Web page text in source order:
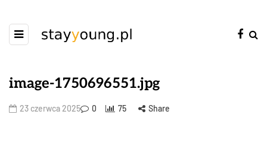
image-1750696551.jpg
23 czerwca 2025 0 75 Share